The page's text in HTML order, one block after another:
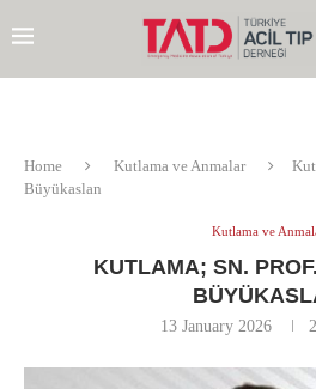
Home Kutlama ve Anmalar
Büyükaslan
Kutlama ve
KUTLAMA; SN.
13 January 2026